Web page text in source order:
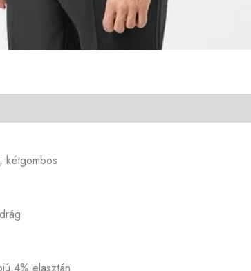
kétgombos
elasztán